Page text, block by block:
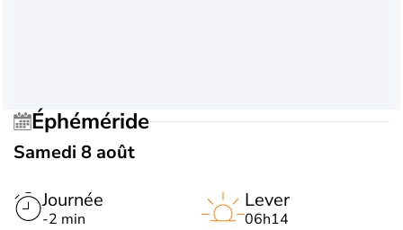
Éphéméride
Samedi 8 août
Journée
-2 min
Lever
06h14